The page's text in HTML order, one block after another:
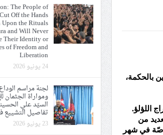
وقيمه في الحريّة والتحرير
لقضيّة الإمام الحسين «ع»
التشييع في إيران والعراق
بالحكمة،
اللؤلؤ.
من
في شهر
The People of
Off the Hands
the Rituals
and Will Never
Their Identity or
of Freedom and
Liberation
24 يونيو 2026
لجنة مراسم
ومواراة الجثمان
السيّد علي
تفاصيل التشييع
23 يونيو 2026